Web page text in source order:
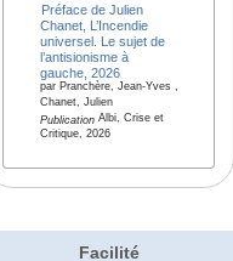
Préface de Julien
Chanet, L’Incendie
universel. Le sujet de
l’antisionisme à
gauche, 2026
par Pranchère, Jean-Yves ,
Chanet, Julien
PublicationAlbi, Crise et
Critique, 2026
Facilité